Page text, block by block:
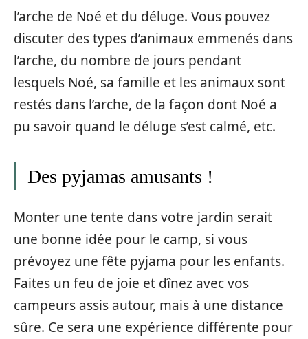
l’arche de Noé et du déluge. Vous pouvez
discuter des types d’animaux emmenés dans
l’arche, du nombre de jours pendant
lesquels Noé, sa famille et les animaux sont
restés dans l’arche, de la façon dont Noé a
pu savoir quand le déluge s’est calmé, etc.
Des pyjamas amusants !
Monter une tente dans votre jardin serait
une bonne idée pour le camp, si vous
prévoyez une fête pyjama pour les enfants.
Faites un feu de joie et dînez avec vos
campeurs assis autour, mais à une distance
sûre. Ce sera une expérience différente pour